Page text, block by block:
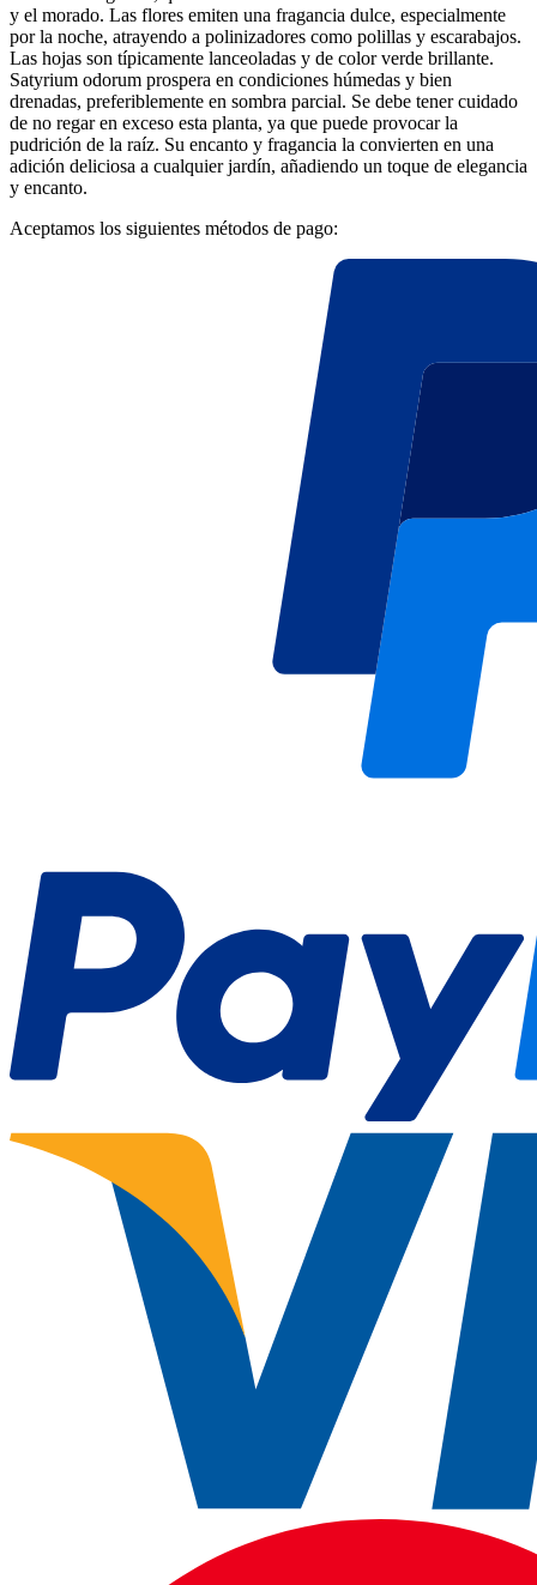
y el morado. Las flores emiten una fragancia dulce, especialmente
por la noche, atrayendo a polinizadores como polillas y escarabajos.
Las hojas son típicamente lanceoladas y de color verde brillante.
Satyrium odorum prospera en condiciones húmedas y bien
drenadas, preferiblemente en sombra parcial. Se debe tener cuidado
de no regar en exceso esta planta, ya que puede provocar la
pudrición de la raíz. Su encanto y fragancia la convierten en una
adición deliciosa a cualquier jardín, añadiendo un toque de elegancia
y encanto.
Aceptamos los siguientes métodos de pago: